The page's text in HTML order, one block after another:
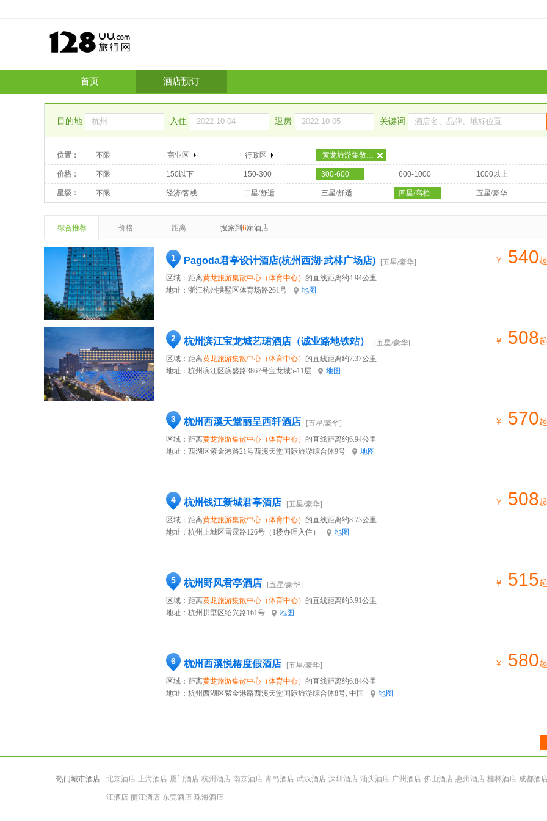
首页 酒店预订
目的地 入住 退房 关键词
位置： 不限 商业区 行政区 黄龙旅游集散中心（体育中心）
价格： 不限 150以下 150-300 300-600 600-1000 1000以上
星级： 不限 经济/客栈 二星/舒适 三星/舒适 四星/高档 五星/豪华
综合推荐 价格 距离 搜索到 6家酒店
1 Pagoda君亭设计酒店(杭州西湖·武林广场店)
[五星/豪华]
区域：距离黄龙旅游集散中心（体育中心） 的直线距离约4.94公里
地址： 浙江杭州拱墅区体育场路261号 地图
￥ 540起
2 杭州滨江宝龙城艺珺酒店（诚业路地铁站）
[五星/豪华]
区域：距离黄龙旅游集散中心（体育中心） 的直线距离约7.37公里
地址： 杭州滨江区滨盛路3867号宝龙城5-11层 地图
￥ 508起
3 杭州西溪天堂丽呈西轩酒店
[五星/豪华]
区域：距离黄龙旅游集散中心（体育中心） 的直线距离约6.94公里
地址： 西湖区紫金港路21号西溪天堂国际旅游综合体9号 地图
￥ 570起
4 杭州钱江新城君亭酒店
[五星/豪华]
区域：距离黄龙旅游集散中心（体育中心） 的直线距离约8.73公里
地址： 杭州上城区雷霆路126号（1楼办理入住） 地图
￥ 508起
5 杭州野风君亭酒店
[五星/豪华]
区域：距离黄龙旅游集散中心（体育中心） 的直线距离约5.91公里
地址： 杭州拱墅区绍兴路161号 地图
￥ 515起
6 杭州西溪悦椿度假酒店
[五星/豪华]
区域：距离黄龙旅游集散中心（体育中心） 的直线距离约6.84公里
地址： 杭州西湖区紫金港路西溪天堂国际旅游综合体8号, 中国 地图
￥ 580起
热门城市酒店 北京酒店 上海酒店 厦门酒店 杭州酒店 南京酒店 青岛酒店 武汉酒店 深圳酒店 汕头酒店 广州酒店 佛山酒店 惠州酒店 桂林酒店 成都酒
江酒店 丽江酒店 东莞酒店 珠海酒店